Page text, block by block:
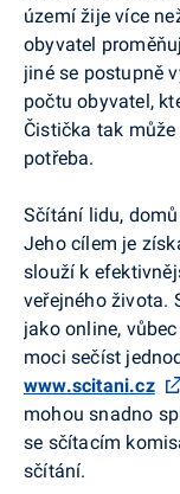
území žije více
obyvatel
jiné se postupně
počtu obyvatel,
Čistička tak
potřeba.
Sčítání lidu,
Jeho cílem je
slouží k
veřejného života.
jako online,
moci sečíst
www.scitani.cz
mohou snadno
se sčítacím
sčítání.